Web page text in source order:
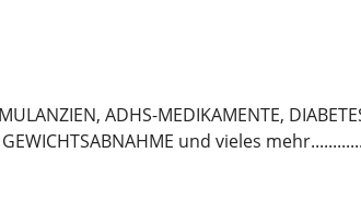
ADHS-MEDIKAMENTE,
und vieles mehr............